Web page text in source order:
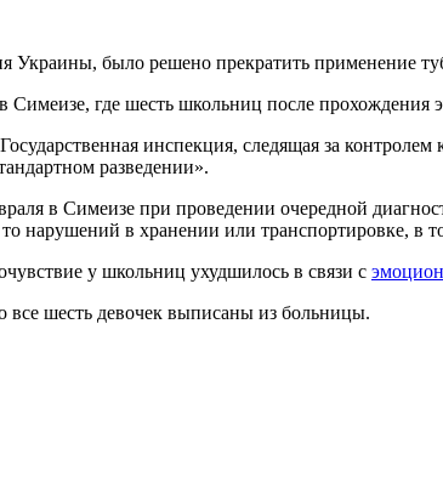
Украины, было решено прекратить применение
Симеизе, где шесть школьниц после прохождения
инспекция, следящая за
разведении».
в Симеизе при проведении очередной
нарушений в хранении или транспортировке, в
у школьниц ухудшилось в связи с
все шесть девочек выписаны из больницы.